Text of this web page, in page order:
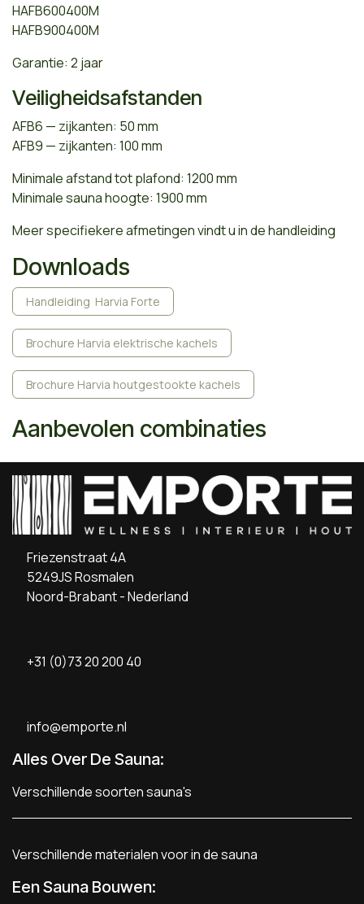
HAFB600400M
HAFB900400M
Garantie: 2 jaar
Veiligheidsafstanden
AFB6 — zijkanten: 50 mm
AFB9 — zijkanten: 100 mm
Minimale afstand tot plafond: 1200 mm
Minimale sauna hoogte: 1900 mm
Meer specifiekere afmetingen vindt u in de handleiding
Downloads
Handleiding Harvia Forte
Brochure Harvia elektrische kachels
Brochure Harvia houtgestookte kachels
Aanbevolen combinaties
Friezenstraat 4A
5249JS Rosmalen
Noord-Brabant - Nederland
+31 (0)73 20 200 40
info@emporte.nl
Alles Over De Sauna:
Verschillende soorten sauna's
Verschillende materialen voor in de sauna
Een Sauna Bouwen: